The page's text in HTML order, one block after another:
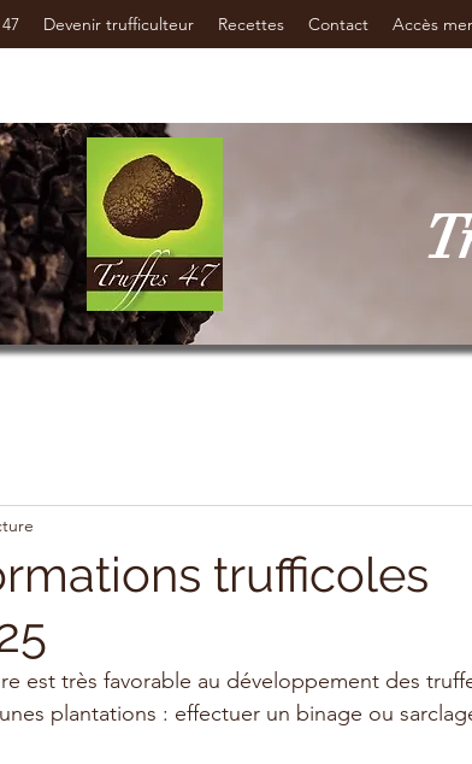
Devenir trufficulteur Recettes Contact Accès
trufficoles
est très favorable au développement des
plantations : effectuer un binage ou